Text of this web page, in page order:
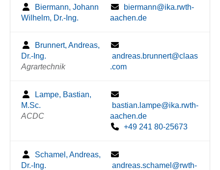
Biermann, Johann
Wilhelm, Dr.-Ing.
biermann@ika.rwth-
aachen.de
Brunnert, Andreas,
Dr.-Ing.
Agrartechnik
andreas.brunnert@claas
.com
Lampe, Bastian,
M.Sc.
ACDC
bastian.lampe@ika.rwth-
aachen.de
+49 241 80-25673
Schamel, Andreas,
Dr.-Ing.
andreas.schamel@rwth-